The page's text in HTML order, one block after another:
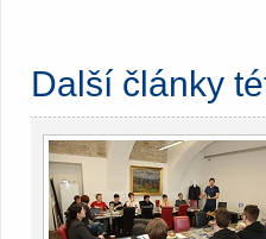
Další články